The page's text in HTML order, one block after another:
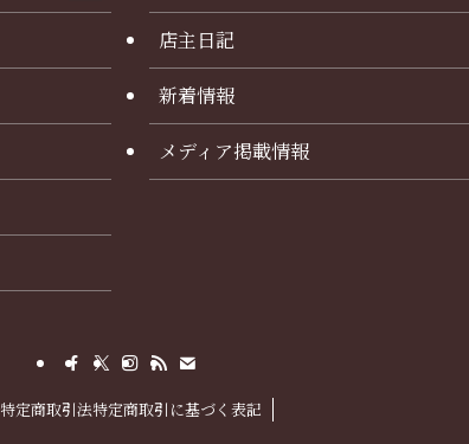
店主日記
新着情報
メディア掲載情報
特定商取引法特定商取引に基づく表記